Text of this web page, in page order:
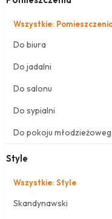
Wszystkie:
Do biura
Do jadalni
Do salonu
Do sypialni
Do pokoju
Style
Wszystkie: Style
Skandynawski